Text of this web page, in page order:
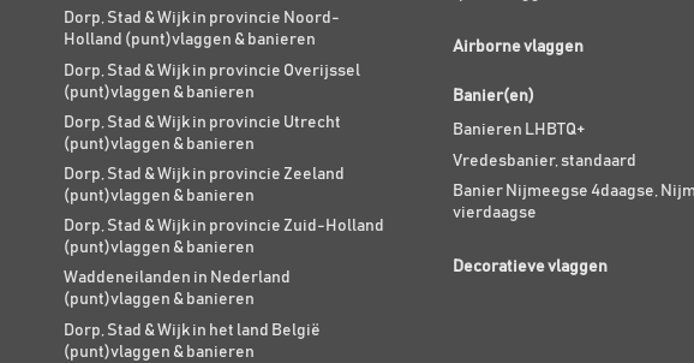
Dorp, Stad & Wijk in provincie Noord-
Holland (punt)vlaggen & banieren
Dorp, Stad & Wijk in provincie Overijssel
(punt)vlaggen & banieren
Dorp, Stad & Wijk in provincie Utrecht
(punt)vlaggen & banieren
Dorp, Stad & Wijk in provincie Zeeland
(punt)vlaggen & banieren
Dorp, Stad & Wijk in provincie Zuid-Holland
(punt)vlaggen & banieren
Waddeneilanden in Nederland
(punt)vlaggen & banieren
Dorp, Stad & Wijk in het land België
(punt)vlaggen & banieren
Airborne vlaggen
Banier(en)
Banieren LHBTQ+
Vredesbanier, standaard
Banier Nijmeegse 4daagse,
vierdaagse
Decoratieve vlaggen